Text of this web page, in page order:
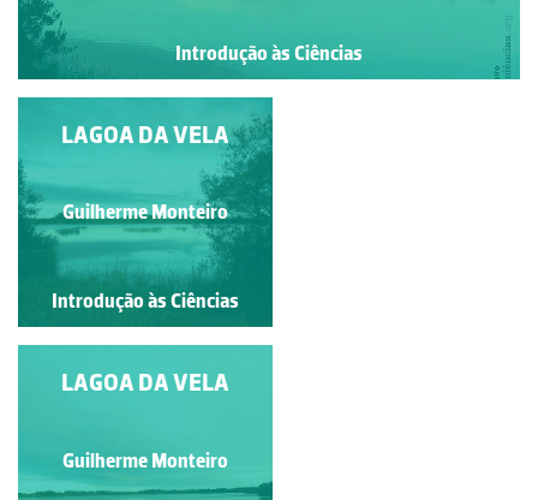
Introdução às Ciências
LAGOA DA VELA
Guilherme Monteiro
Introdução às Ciências
LAGOA DA VELA
Guilherme Monteiro
Introdução às Ciências
LAGOA DA VELA
Guilherme Monteiro
LAGOA DA VELA
Guilherme Monteiro